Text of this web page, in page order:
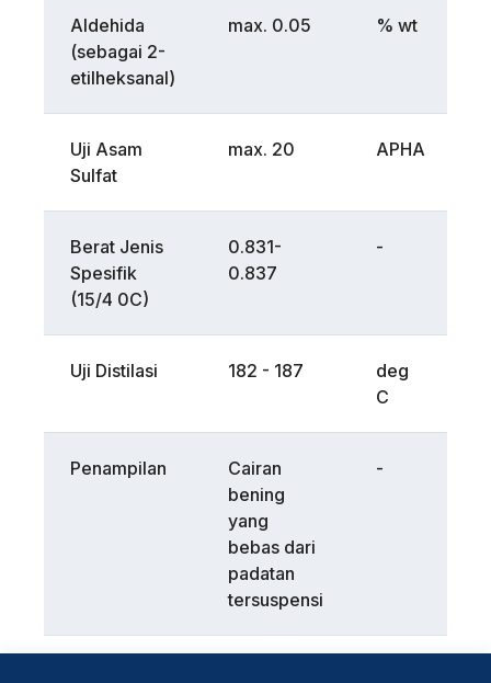
Aldehida
(sebagai 2-
etilheksanal)
max. 0.05 % wt
Uji Asam
Sulfat
max. 20 APHA
Berat Jenis
Spesifik
(15/4 0C)
0.831-
0.837
-
Uji Distilasi 182 - 187
deg
C
Penampilan
Cairan
bening
yang
bebas dari
padatan
tersuspensi
-